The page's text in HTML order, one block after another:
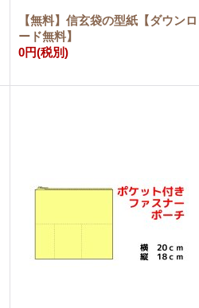
【無料】信玄袋の型紙【ダウンロ
ード無料】
0円(税別)